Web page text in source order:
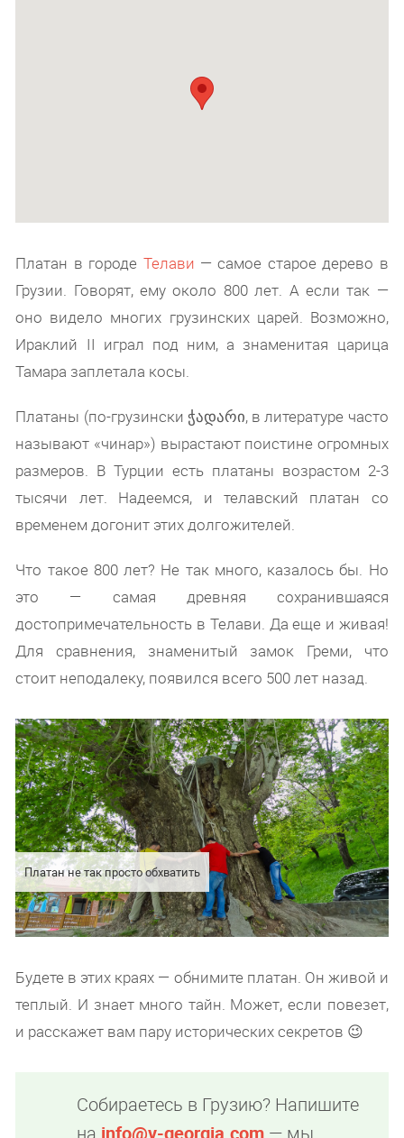
Платан в городе Телави — самое старое дерево в
Грузии. Говорят, ему около 800 лет. А если так —
оно видело многих грузинских царей. Возможно,
Ираклий II играл под ним, а знаменитая царица
Тамара заплетала косы.
Платаны (по-грузински ჭადარი, в литературе часто
называют «чинар») вырастают поистине огромных
размеров. В Турции есть платаны возрастом 2-3
тысячи лет. Надеемся, и телавский платан со
временем догонит этих долгожителей.
Что такое 800 лет? Не так много, казалось бы. Но
это — самая древняя сохранившаяся
достопримечательность в Телави. Да еще и живая!
Для сравнения, знаменитый замок Греми, что
стоит неподалеку, появился всего 500 лет назад.
Платан не так просто обхватить
Будете в этих краях — обнимите платан. Он живой и
теплый. И знает много тайн. Может, если повезет,
и расскажет вам пару исторических секретов 😉
Собираетесь в Грузию? Напишите